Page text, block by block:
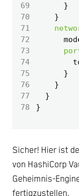
69
70
71
72
73
74
75
76
77
78
Sicher! Hier ist
von HashiCorp
Geheimnis-
fertigzustellen.